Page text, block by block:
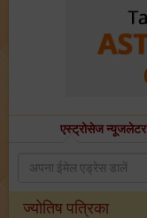
एस्ट्रोसेज न्यूजलेटर
ज्योतिष पत्रिका